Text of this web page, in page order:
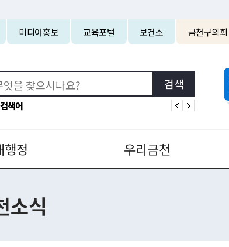
미디어홍보 교육포털 보건소 금천구의회
색어
행정 우리금천
소식